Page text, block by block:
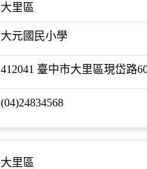
大里區
大元國民小學
412041 臺中市大里區現岱路
(04)24834568
大里區